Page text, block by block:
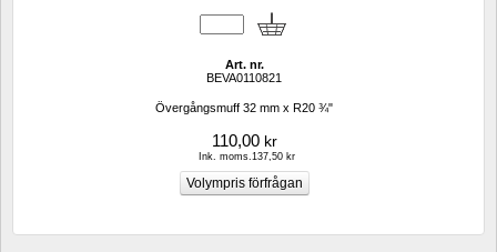
Art. nr.
BEVA0110821
Övergångsmuff 32 mm x R20 ¾"
110,00kr
Ink. moms.137,50 kr